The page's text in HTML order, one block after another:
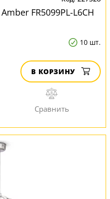
FR5099PL-L6CH
10 шт.
В КОРЗИНУ